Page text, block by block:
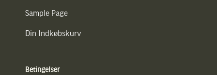
Sample Page
Din Indkøbskurv
Betingelser